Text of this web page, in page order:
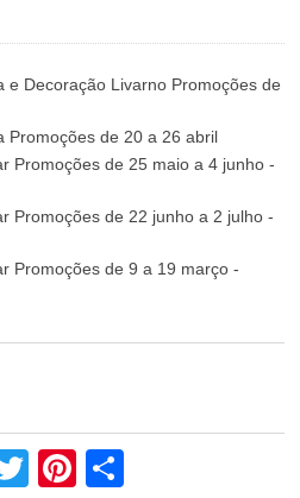
e Decoração Livarno Promoções de
Promoções de 20 a 26 abril
Promoções de 25 maio a 4 junho -
Promoções de 22 junho a 2 julho -
Promoções de 9 a 19 março -
Twitter Pinterest